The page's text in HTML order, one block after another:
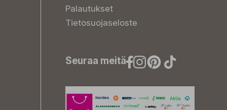
Palautukset
Tietosuojaseloste
Seuraa meitä